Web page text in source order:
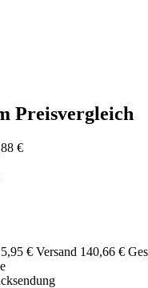
Preisvergleich
€
€ Versand 140,66 €